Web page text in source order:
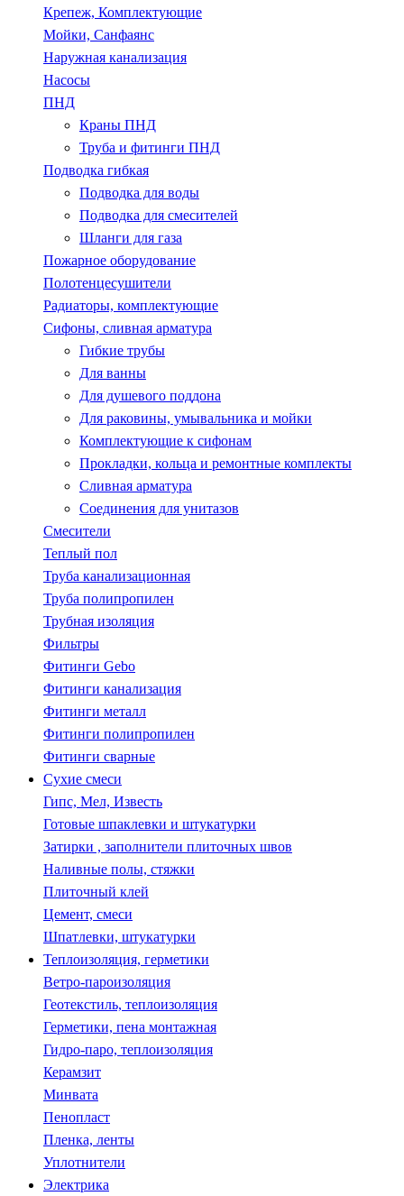
Крепеж, Комплектующие
Мойки, Санфаянс
Наружная канализация
Насосы
ПНД
Краны ПНД
Труба и фитинги ПНД
Подводка гибкая
Подводка для воды
Подводка для смесителей
Шланги для газа
Пожарное оборудование
Полотенцесушители
Радиаторы, комплектующие
Сифоны, сливная арматура
Гибкие трубы
Для ванны
Для душевого поддона
Для раковины, умывальника и мойки
Комплектующие к сифонам
Прокладки, кольца и ремонтные комплекты
Сливная арматура
Соединения для унитазов
Смесители
Теплый пол
Труба канализационная
Труба полипропилен
Трубная изоляция
Фильтры
Фитинги Gebo
Фитинги канализация
Фитинги металл
Фитинги полипропилен
Фитинги сварные
Сухие смеси
Гипс, Мел, Известь
Готовые шпаклевки и штукатурки
Затирки , заполнители плиточных швов
Наливные полы, стяжки
Плиточный клей
Цемент, смеси
Шпатлевки, штукатурки
Теплоизоляция, герметики
Ветро-пароизоляция
Геотекстиль, теплоизоляция
Герметики, пена монтажная
Гидро-паро, теплоизоляция
Керамзит
Минвата
Пенопласт
Пленка, ленты
Уплотнители
Электрика